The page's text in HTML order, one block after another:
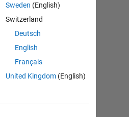
Sweden (English)
Switzerland
Deutsch
English
Français
United Kingdom (English)